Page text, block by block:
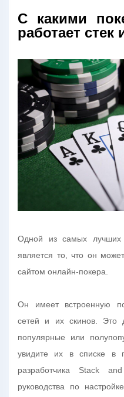
С какими
работает стек
Одной из самых лучших
является то, что он
сайтом онлайн-покера.
Он имеет встроенную
сетей и их скинов. Это
популярные или
увидите их в списке в
разработчика Stack
руководства по